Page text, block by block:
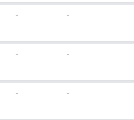
- -
- -
- -